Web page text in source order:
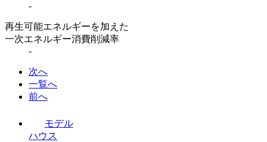
-
再生可能エネルギーを加えた
一次エネルギー消費削減率
-
次へ
一覧へ
前へ
モデル
ハウス